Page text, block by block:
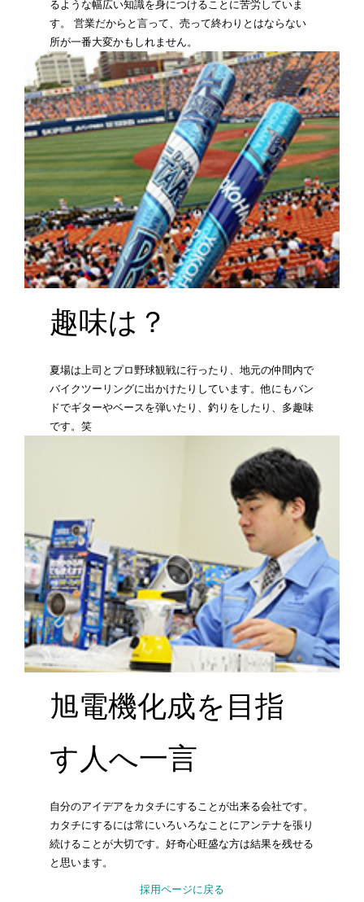
るような幅広い知識を身につけることに苦労していま
す。 営業だからと言って、売って終わりとはならない
所が一番大変かもしれません。
趣味は？
夏場は上司とプロ野球観戦に行ったり、地元の仲間内で
バイクツーリングに出かけたりしています。他にもバン
ドでギターやベースを弾いたり、釣りをしたり、多趣味
です。笑
旭電機化成を目指
す人へ一言
自分のアイデアをカタチにすることが出来る会社です。
カタチにするには常にいろいろなことにアンテナを張り
続けることが大切です。好奇心旺盛な方は結果を残せる
と思います。
採用ページに戻る